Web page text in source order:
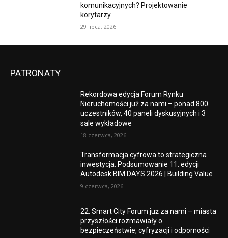
komunikacyjnych? Projektowanie
korytarzy
29 lipca, 2026
PATRONATY
Rekordowa edycja Forum Rynku
Nieruchomości już za nami – ponad 800
uczestników, 40 paneli dyskusyjnych i 3
sale wykładowe
18 czerwca, 2026
Transformacja cyfrowa to strategiczna
inwestycja. Podsumowanie 11. edycji
Autodesk BIM DAYS 2026 | Building Value
9 czerwca, 2026
22. Smart City Forum już za nami – miasta
przyszłości rozmawiały o
bezpieczeństwie, cyfryzacji i odporności